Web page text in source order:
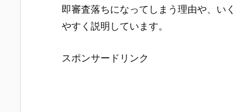
即審査落ちになってしまう理由や、い
やすく説明しています。
スポンサードリンク